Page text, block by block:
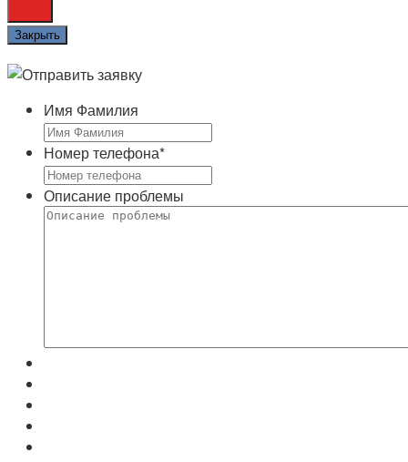
Закрыть
Имя Фамилия
Номер телефона*
Описание проблемы